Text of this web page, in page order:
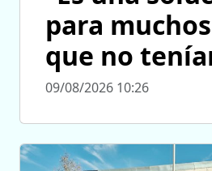
para
que no
09/08/2026 10:26